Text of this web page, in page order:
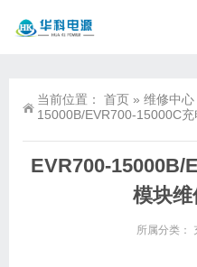
当前位置： 首页 » 维修中心
15000B/EVR700-15000C
EVR700-15000B/
模块
所属分类：